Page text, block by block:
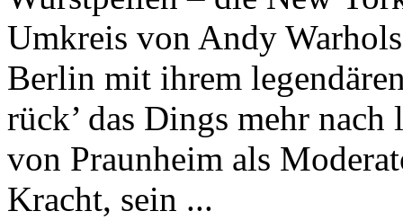
Umkreis von Andy
Berlin mit ihrem
rück’ das Dings mehr
von Praunheim als
Kracht, sein ...